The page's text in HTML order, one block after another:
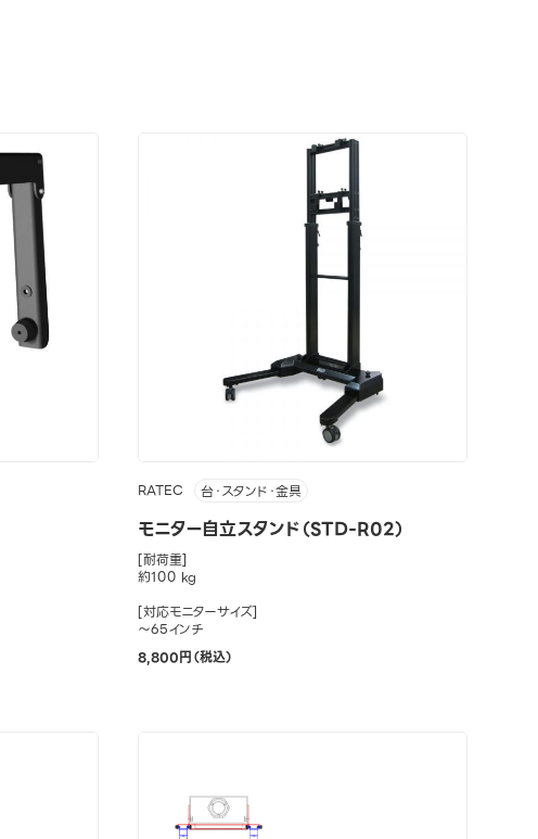
RATEC 台・スタンド・金具
モニター自立スタンド（STD-R02）
[耐荷重]
約100 kg
[対応モニターサイズ]
～65インチ
8,800円（税込）